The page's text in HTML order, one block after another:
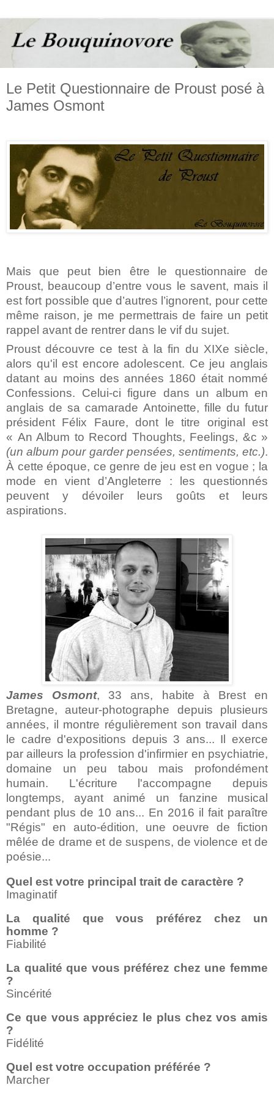
Le Petit Questionnaire de Proust posé à
James Osmont
Mais que peut bien être le questionnaire de
Proust, beaucoup d’entre vous le savent, mais il
est fort possible que d’autres l’ignorent, pour cette
même raison, je me permettrais de faire un petit
rappel avant de rentrer dans le vif du sujet.
Proust découvre ce test à la fin du XIXe siècle,
alors qu'il est encore adolescent. Ce jeu anglais
datant au moins des années 1860 était nommé
Confessions. Celui-ci figure dans un album en
anglais de sa camarade Antoinette, fille du futur
président Félix Faure, dont le titre original est
« An Album to Record Thoughts, Feelings, &c »
(un album pour garder pensées, sentiments, etc.).
À cette époque, ce genre de jeu est en vogue ; la
mode en vient d’Angleterre : les questionnés
peuvent y dévoiler leurs goûts et leurs
aspirations.
James Osmont, 33 ans, habite à Brest en
Bretagne, auteur-photographe depuis plusieurs
années, il montre régulièrement son travail dans
le cadre d'expositions depuis 3 ans... Il exerce
par ailleurs la profession d'infirmier en psychiatrie,
domaine un peu tabou mais profondément
humain. L'écriture l'accompagne depuis
longtemps, ayant animé un fanzine musical
pendant plus de 10 ans... En 2016 il fait paraître
"Régis" en auto-édition, une oeuvre de fiction
mêlée de drame et de suspens, de violence et de
poésie...
Quel est votre principal trait de caractère ?
Imaginatif
La qualité que vous préférez chez un
homme ?
Fiabilité
La qualité que vous préférez chez une femme
?
Sincérité
Ce que vous appréciez le plus chez vos amis
?
Fidélité
Quel est votre occupation préférée ?
Marcher